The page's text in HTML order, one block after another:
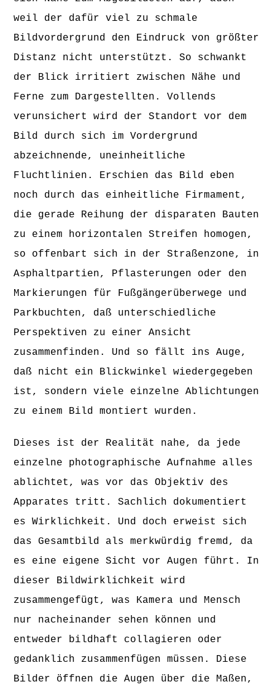
weil der dafür viel zu schmale
Bildvordergrund den Eindruck von größter
Distanz nicht unterstützt. So schwankt
der Blick irritiert zwischen Nähe und
Ferne zum Dargestellten. Vollends
verunsichert wird der Standort vor dem
Bild durch sich im Vordergrund
abzeichnende, uneinheitliche
Fluchtlinien. Erschien das Bild eben
noch durch das einheitliche Firmament,
die gerade Reihung der disparaten Bauten
zu einem horizontalen Streifen homogen,
so offenbart sich in der Straßenzone, in
Asphaltpartien, Pflasterungen oder den
Markierungen für Fußgängerüberwege und
Parkbuchten, daß unterschiedliche
Perspektiven zu einer Ansicht
zusammenfinden. Und so fällt ins Auge,
daß nicht ein Blickwinkel wiedergegeben
ist, sondern viele einzelne Ablichtungen
zu einem Bild montiert wurden.
Dieses ist der Realität nahe, da jede
einzelne photographische Aufnahme alles
ablichtet, was vor das Objektiv des
Apparates tritt. Sachlich dokumentiert
es Wirklichkeit. Und doch erweist sich
das Gesamtbild als merkwürdig fremd, da
es eine eigene Sicht vor Augen führt. In
dieser Bildwirklichkeit wird
zusammengefügt, was Kamera und Mensch
nur nacheinander sehen können und
entweder bildhaft collagieren oder
gedanklich zusammenfügen müssen. Diese
Bilder öffnen die Augen über die Maßen,